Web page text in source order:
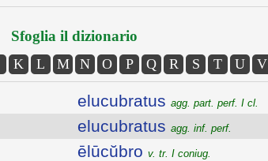
Sfoglia il dizionario
K L M N O P Q R S T U V
elucubratus agg. part. perf. I cl.
elucubratus agg. inf. perf.
ēlūcŭbro v. tr. I coniug.